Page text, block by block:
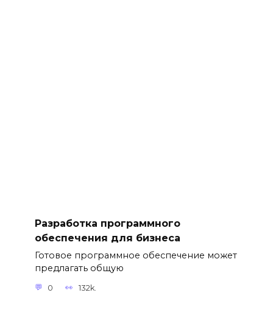
Разработка программного
обеспечения для бизнеса
Готовое программное обеспечение может
предлагать общую
0 132k.